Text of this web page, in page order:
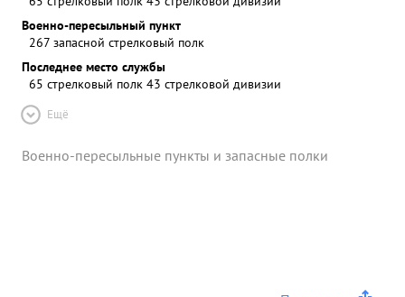
Военно-пересыльный пункт
267 запасной стрелковый полк
Последнее место службы
65 стрелковый полк 43 стрелковой дивизии
Ещё
Военно-пересыльные пункты и запасные полки